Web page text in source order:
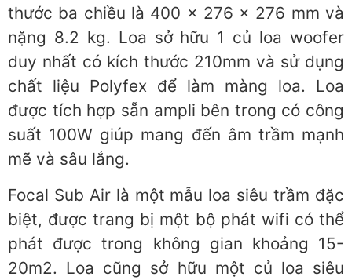
thước ba chiều là 400 x 276 x 276 mm và
nặng 8.2 kg. Loa sở hữu 1 củ loa woofer
duy nhất có kích thước 210mm và sử dụng
chất liệu Polyfex để làm màng loa. Loa
được tích hợp sẵn ampli bên trong có công
suất 100W giúp mang đến âm trầm mạnh
mẽ và sâu lắng.
Focal Sub Air là một mẫu loa siêu trầm đặc
biệt, được trang bị một bộ phát wifi có thể
phát được trong không gian khoảng 15-
20m2. Loa cũng sở hữu một củ loa siêu